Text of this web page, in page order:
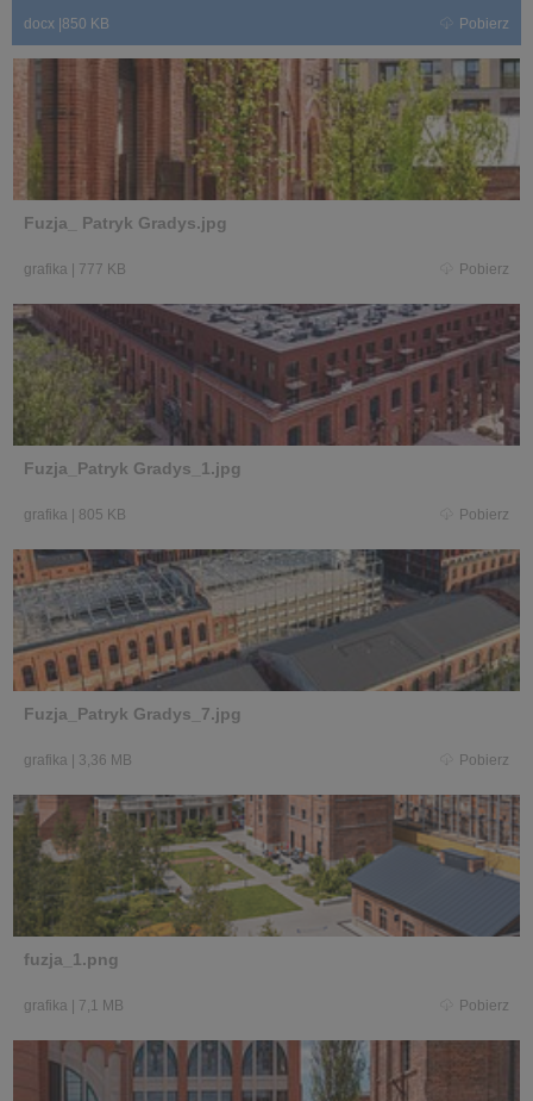
docx 850 KB Pobierz
Fuzja_ Patryk Gradys.jpg
grafika 777 KB Pobierz
Fuzja_Patryk Gradys_1.jpg
grafika 805 KB Pobierz
Fuzja_Patryk Gradys_7.jpg
grafika 3,36 MB Pobierz
fuzja_1.png
grafika 7,1 MB Pobierz